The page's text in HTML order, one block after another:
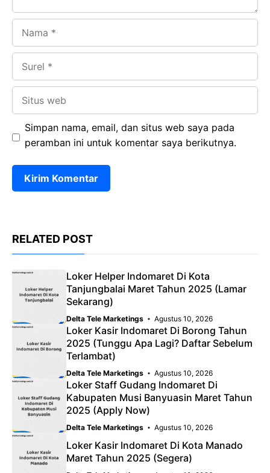
Simpan nama, email, dan situs web saya pada
peramban ini untuk komentar saya berikutnya.
RELATED POST
Loker Helper Indomaret Di Kota
Tanjungbalai Maret Tahun 2025 (Lamar
Sekarang)
Delta Tele Marketings Agustus 10, 2026
Loker Kasir Indomaret Di Borong Tahun
2025 (Tunggu Apa Lagi? Daftar Sebelum
Terlambat)
Delta Tele Marketings Agustus 10, 2026
Loker Staff Gudang Indomaret Di
Kabupaten Musi Banyuasin Maret Tahun
2025 (Apply Now)
Delta Tele Marketings Agustus 10, 2026
Loker Kasir Indomaret Di Kota Manado
Maret Tahun 2025 (Segera)